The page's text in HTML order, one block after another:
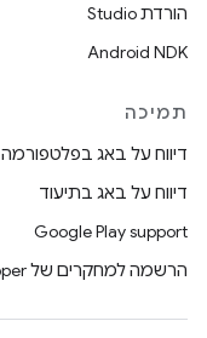
הורדת Studio
Android NDK
תמיכה
דיווח על באג בפלטפורמה
דיווח על באג בתיעוד
Google Play support
הרשמה למחקרים של Android Developer